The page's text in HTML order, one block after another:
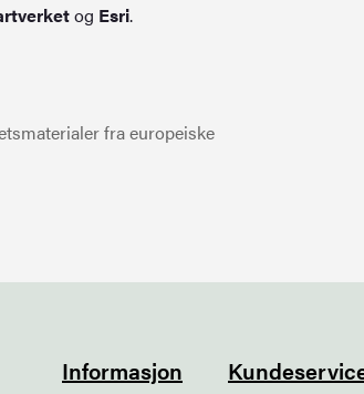
og Esri.
fra europeiske
Informasjon